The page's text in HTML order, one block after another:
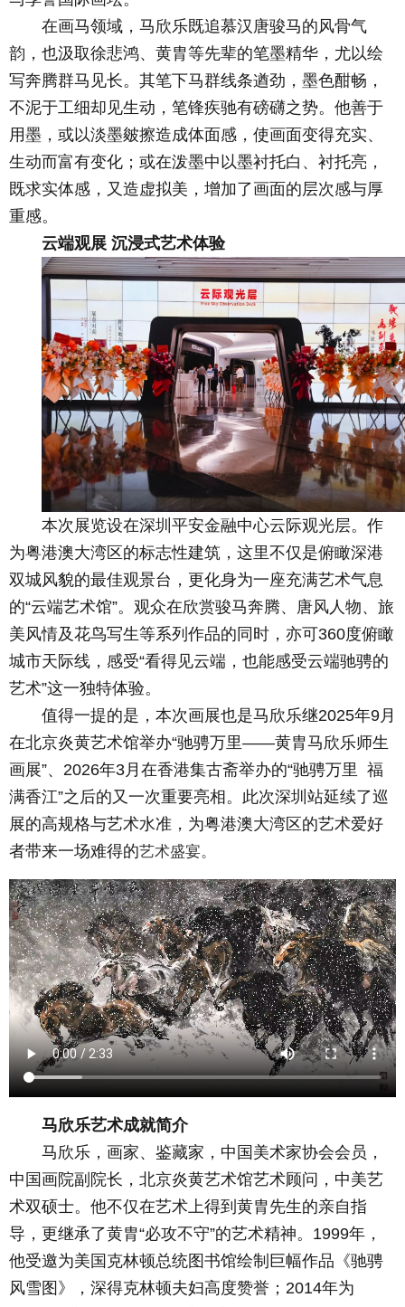
在画马领域，马欣乐既追慕汉唐骏马的风骨气
韵，也汲取徐悲鸿、黄胄等先辈的笔墨精华，尤以绘
写奔腾群马见长。其笔下马群线条遒劲，墨色酣畅，
不泥于工细却见生动，笔锋疾驰有磅礴之势。他善于
用墨，或以淡墨皴擦造成体面感，使画面变得充实、
生动而富有变化；或在泼墨中以墨衬托白、衬托亮，
既求实体感，又造虚拟美，增加了画面的层次感与厚
重感。
云端观展 沉浸式艺术体验
本次展览设在深圳平安金融中心云际观光层。作
为粤港澳大湾区的标志性建筑，这里不仅是俯瞰深港
双城风貌的最佳观景台，更化身为一座充满艺术气息
的“云端艺术馆”。观众在欣赏骏马奔腾、唐风人物、旅
美风情及花鸟写生等系列作品的同时，亦可360度俯瞰
城市天际线，感受“看得见云端，也能感受云端驰骋的
艺术”这一独特体验。
值得一提的是，本次画展也是马欣乐继2025年9月
在北京炎黄艺术馆举办“驰骋万里——黄胄马欣乐师生
画展”、2026年3月在香港集古斋举办的“驰骋万里 福
满香江”之后的又一次重要亮相。此次深圳站延续了巡
展的高规格与艺术水准，为粤港澳大湾区的艺术爱好
者带来一场难得的艺术盛宴。
马欣乐艺术成就简介
马欣乐，画家、鉴藏家，中国美术家协会会员，
中国画院副院长，北京炎黄艺术馆艺术顾问，中美艺
术双硕士。他不仅在艺术上得到黄胄先生的亲自指
导，更继承了黄胄“必攻不守”的艺术精神。1999年，
他受邀为美国克林顿总统图书馆绘制巨幅作品《驰骋
风雪图》，深得克林顿夫妇高度赞誉；2014年为